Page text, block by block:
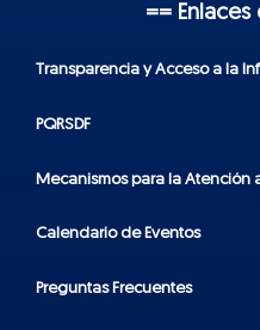
==
Transparencia y Acceso a la
PQRSDF
Mecanismos para la Atención
Calendario de Eventos
Preguntas Frecuentes